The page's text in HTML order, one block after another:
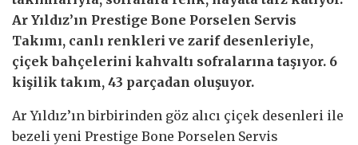
Ar Yıldız’ın Prestige Bone Porselen Servis
Takımı, canlı renkleri ve zarif desenleriyle,
çiçek bahçelerini kahvaltı sofralarına taşıyor. 6
kişilik takım, 43 parçadan oluşuyor.
Ar Yıldız’ın birbirinden göz alıcı çiçek desenleri ile
bezeli yeni Prestige Bone Porselen Servis